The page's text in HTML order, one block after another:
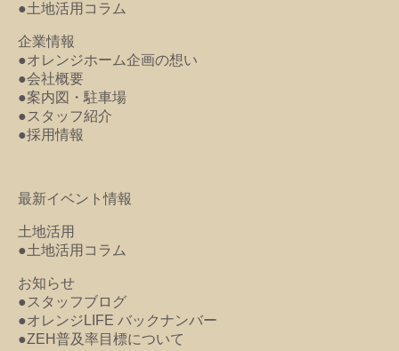
●土地活用コラム
企業情報
●オレンジホーム企画の想い
●会社概要
●案内図・駐車場
●スタッフ紹介
●採用情報
最新イベント情報
土地活用
●土地活用コラム
お知らせ
●スタッフブログ
●オレンジLIFE バックナンバー
●ZEH普及率目標について